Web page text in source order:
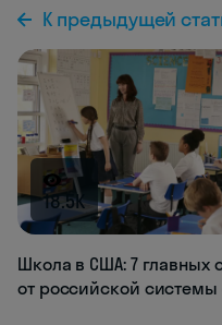
К предыдущей
18.5K
Школа в США: 7 главных
от российской системы